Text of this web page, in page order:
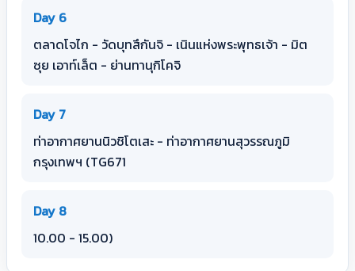
Day 6
ตลาดโจไก - วัดบุทสึกันจิ - เนินแห่งพระพุทธเจ้า - มิต
ซุย เอาท์เล็ต - ย่านทานุกิโคจิ
Day 7
ท่าอากาศยานนิวชิโตเสะ - ท่าอากาศยานสุวรรณภูมิ
กรุงเทพฯ (TG671
Day 8
10.00 - 15.00)